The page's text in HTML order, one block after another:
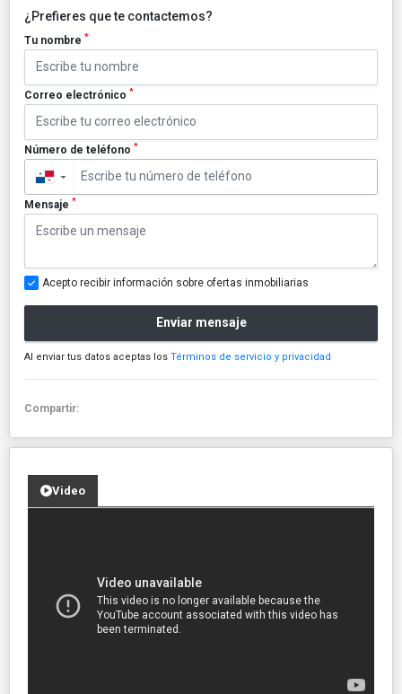
¿Prefieres que te contactemos?
Tu nombre *
Correo electrónico *
Número de teléfono *
▼
Mensaje *
Acepto recibir información sobre ofertas inmobiliarias
Enviar mensaje
Al enviar tus datos aceptas los Términos de servicio y privacidad
Compartir:
Video